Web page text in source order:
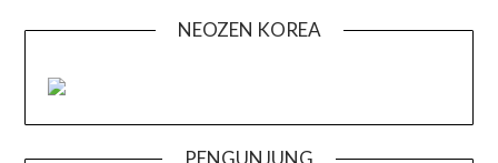
NEOZEN KOREA
PENGUNJUNG